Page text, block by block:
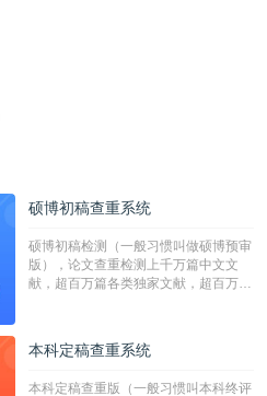
硕博初稿查重系统
硕博初稿检测（一般习惯叫做硕博预审
版），论文查重检测上千万篇中文文
献，超百万篇各类独家文献，超百万港
校用来检测硕博论文的系统，检测范围
广，数据来源真实，检测算法合理!本
本科定稿查重系统
本科定稿查重版（一般习惯叫本科终评